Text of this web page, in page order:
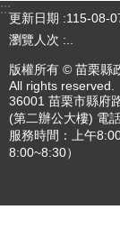
:::
更新日期
115-08-
瀏覽人次
版權所有 © 苗栗縣
All rights reserved.
36001 苗栗市縣府
(第二辦公大樓) 電
服務時間：上午
8:00~8:30）